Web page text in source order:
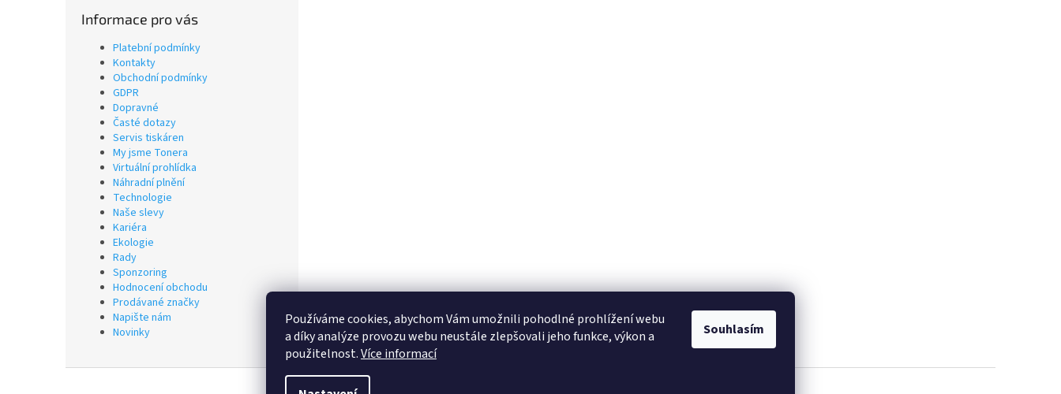
Používáme cookies, abychom Vám umožnili pohodlné prohlížení webu
a díky analýze provozu webu neustále zlepšovali jeho funkce, výkon a
použitelnost.Více informací
Souhlasím
Informace pro vás
Platební podmínky
Kontakty
Obchodní podmínky
GDPR
Dopravné
Časté dotazy
Servis tiskáren
My jsme Tonera
Virtuální prohlídka
Náhradní plnění
Technologie
Naše slevy
Kariéra
Ekologie
Rady
Sponzoring
Hodnocení obchodu
Prodávané značky
Napište nám
Novinky